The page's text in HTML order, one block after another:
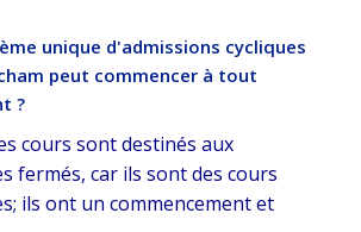
unique d'admissions cycliques
peut commencer à tout
?
cours sont destinés aux
fermés, car ils sont des cours
ils ont un commencement et